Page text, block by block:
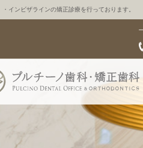
インビザラインの矯正診療を行っております。